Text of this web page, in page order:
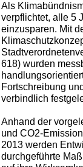
Als
verpflichtet, alle 5
einzusparen. Mit
618) wurden
Fortschreibung
verbindlich
Anhand der
und CO2-
2013 werden
durchgeführte